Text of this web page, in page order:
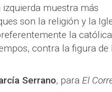
muestra más
son la religión y la
la
contra la figura de
Serrano, para El